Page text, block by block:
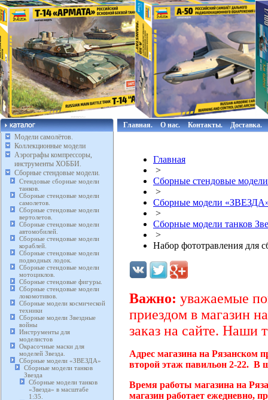
Модели самолётов.
Коллекционные модели
Аэрографы компрессоры,
инструменты ХОББИ.
Сборные стендовые модели.
Стендовые сборные модели
танков.
Сборные стендовые модели
самолетов.
Сборные стендовые модели
вертолетов.
Сборные стендовые модели
автомобилей.
Сборные стендовые модели
кораблей.
Сборные стендовые модели
подводных лодок.
Сборные стендовые модели
мотоциклов.
Сборные стендовые фигуры.
Сборные стендовые модели
локомотивов.
Сборные модели космической
техники
Сборные модели Звездные
войны
Инструменты для
моделистов
Окрасочные маски для
моделей Звезда.
Сборные модели «ЗВЕЗДА»
Сборные модели танков
Звезда
Сборные модели танков
«Звезда» в масштабе
1:35.
Главная. О нас. Контакты. Доставка.
Главная
>
Сборные стендовые
>
Сборные модели
>
Сборные модели танков
>
Набор фототравления для
Важно: уважаемые
приездом в магазин
заказ на сайте. Наши
Адрес магазина на Рязанском
второй этаж павильон 2-22. В
Время работы магазина на
магазин работает ежедневно,